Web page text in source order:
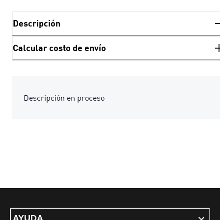
Descripción
Calcular costo de envío
Descripción en proceso